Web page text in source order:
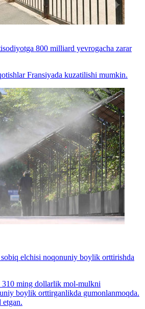
800 milliard yevrogacha zarar
Fransiyada kuzatilishi mumkin.
elchisi noqonuniy boylik orttirishda
310 ming dollarlik mol-mulkni
boylik orttirganlikda gumonlanmoqda.